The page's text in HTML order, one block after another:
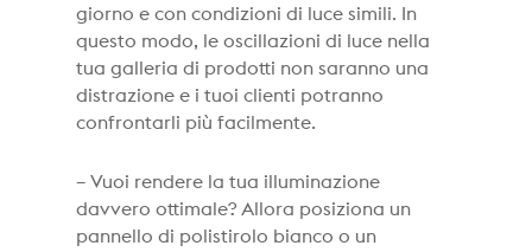
giorno e con condizioni di luce simili. In
questo modo, le oscillazioni di luce nella
tua galleria di prodotti non saranno una
distrazione e i tuoi clienti potranno
confrontarli più facilmente.
– Vuoi rendere la tua illuminazione
davvero ottimale? Allora posiziona un
pannello di polistirolo bianco o un